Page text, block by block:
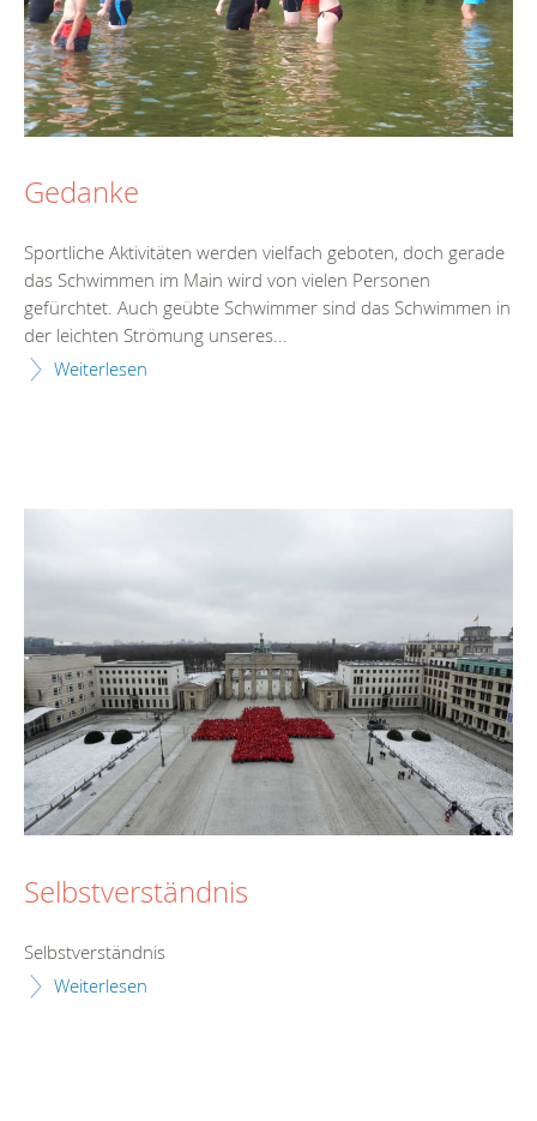
Gedanke
Sportliche Aktivitäten werden vielfach geboten, doch gerade
das Schwimmen im Main wird von vielen Personen
gefürchtet. Auch geübte Schwimmer sind das Schwimmen in
der leichten Strömung unseres...
Weiterlesen
Selbstverständnis
Selbstverständnis
Weiterlesen